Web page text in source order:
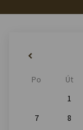
Po Út
1
7
8